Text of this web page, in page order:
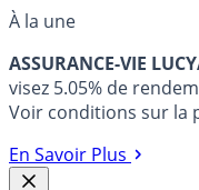
À la une
ASSURANCE-VIE
visez 5.05% de
Voir conditions sur la
En Savoir Plus